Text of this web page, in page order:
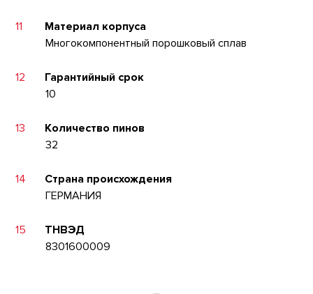
11
Материал корпуса
Многокомпонентный порошковый сплав
12
Гарантийный срок
10
13
Количество пинов
32
14
Страна происхождения
ГЕРМАНИЯ
15
ТНВЭД
8301600009